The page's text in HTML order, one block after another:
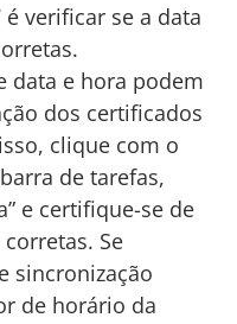
verificar se a data
data e hora podem
dos certificados
clique com o
de tarefas,
e certifique-se de
Se
sincronização
de horário da